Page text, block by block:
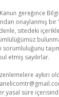
Kanun gereğince
onaylanmış bir
sitedeki
sorumluluğunu
etmiş sayılırlar.
aykırı
yasal süre